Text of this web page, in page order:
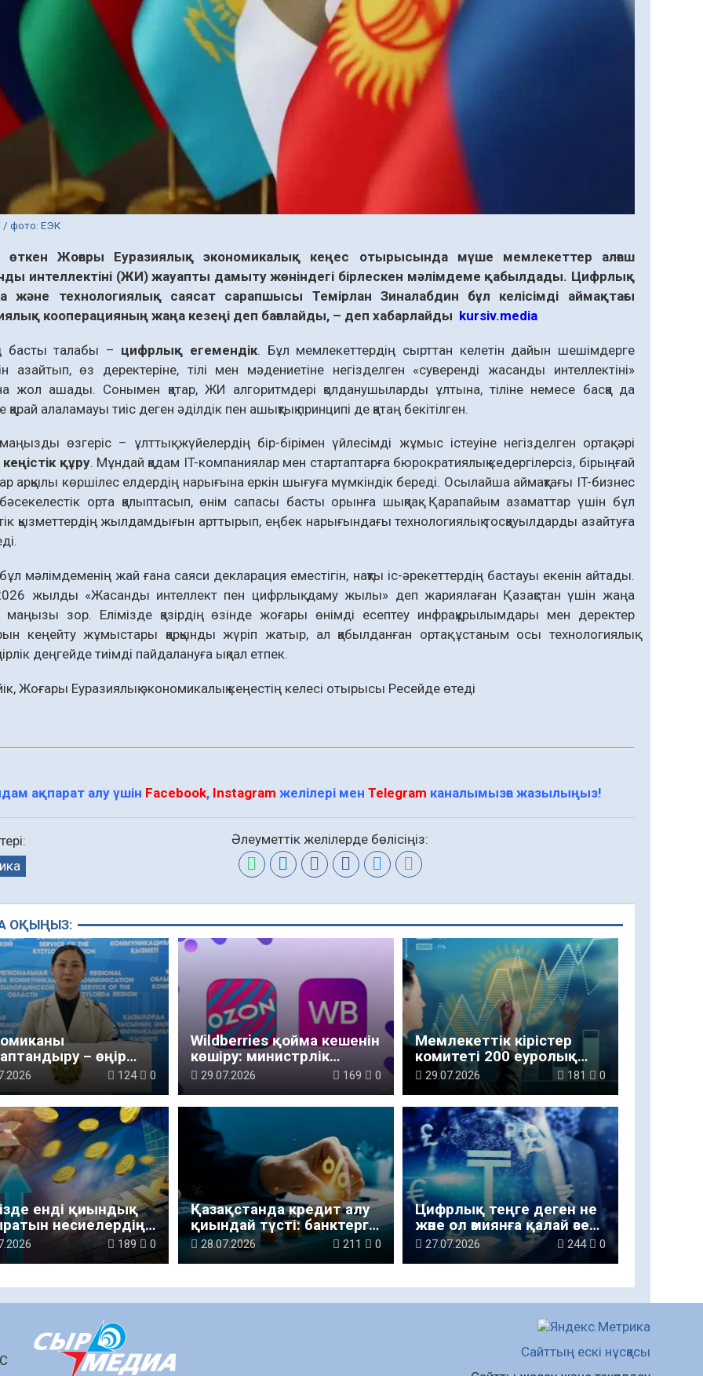
/ фото: ЕЭК
өткен Жоғары Еуразиялық экономикалық кеңес отырысында мүше мемлекеттер алғаш
интеллектіні (ЖИ) жауапты дамыту жөніндегі бірлескен мәлімдеме қабылдады. Цифрлық
және технологиялық саясат сарапшысы Темірлан Зиналабдин бұл келісімді аймақтағы
кооперацияның жаңа кезеңі деп бағалайды, – деп хабарлайды kursiv.media
басты талабы – цифрлық егемендік. Бұл мемлекеттердің сырттан келетін дайын шешімдерге
азайтып, өз деректеріне, тілі мен мәдениетіне негізделген «суверенді жасанды интеллектіні»
жол ашады. Сонымен қатар, ЖИ алгоритмдері қолданушыларды ұлтына, тіліне немесе басқа да
қарай алаламауы тиіс деген әділдік пен ашықтық принципі де қатаң бекітілген.
өзгеріс – ұлттық жүйелердің бір-бірімен үйлесімді жұмыс істеуіне негізделген ортақ әрі
кеңістік құру. Мұндай қадам IT-компаниялар мен стартаптарға бюрократиялық кедергілерсіз, бірыңғай
арқылы көршілес елдердің нарығына еркін шығуға мүмкіндік береді. Осылайша аймақтағы IT-бизнес
орта қалыптасып, өнім сапасы басты орынға шықпақ. Қарапайым азаматтар үшін бұл
қызметтердің жылдамдығын арттырып, еңбек нарығындағы технологиялық тосқауылдарды азайтуға
мәлімдеменің жай ғана саяси декларация еместігін, нақты іс-әрекеттердің бастауы екенін айтады.
жылды «Жасанды интеллект пен цифрлық даму жылы» деп жариялаған Қазақстан үшін жаңа
маңызы зор. Елімізде қазірдің өзінде жоғары өнімді есептеу инфрақұрылымдары мен деректер
кеңейту жұмыстары қарқынды жүріп жатыр, ал қабылданған ортақ ұстаным осы технологиялық
деңгейде тиімді пайдалануға ықпал етпек.
Жоғары Еуразиялық экономикалық кеңестің келесі отырысы Ресейде өтеді
ақпарат алу үшін Facebook, Instagram желілері менTelegram каналымызға жазылыңыз!
Әлеуметтік желілерде бөлісіңіз:
ОҚЫҢЫЗ:
– өңір
басты бағыты
124 0
Wildberries қойма кешенін
көшіру: министрлік
мәлімдеме жасады
29.07.2026 169 0
Мемлекеттік кірістер
комитеті 200 еуролық
бажсыз әкелу шегіне
қатысты түсінік берді
29.07.2026 181 0
енді қиындық
несиелердің
азайтуға болады
189 0
Қазақстанда кредит алу
қиындай түсті: банктерге
қандай талап қойылады
28.07.2026 211 0
Цифрлық теңге деген не
және ол әмиянға қалай әсер
етеді
27.07.2026 244 0
Сайттың ескі нұсқасы